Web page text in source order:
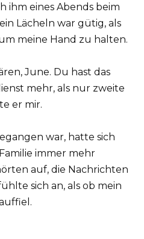
ihm eines Abends beim
Lächeln war gütig, als
meine Hand zu halten.
June. Du hast das
mehr, als nur zweite
er mir.
war, hatte sich
immer mehr
auf, die Nachrichten
sich an, als ob mein